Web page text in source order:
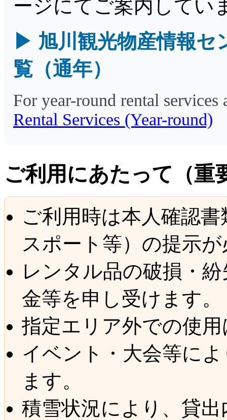
ージにてご案内してい
▶ 旭川観光物産情報
覧（通年）
For year-round rental services
Rental Services (Year-round)
ご利用にあたって（重
ご利用時は本人確認
スポート等）の提示
レンタル品の破損・
金等を申し受けます。
指定エリア外での使
イベント・大会等に
ます。
積雪状況により、貸